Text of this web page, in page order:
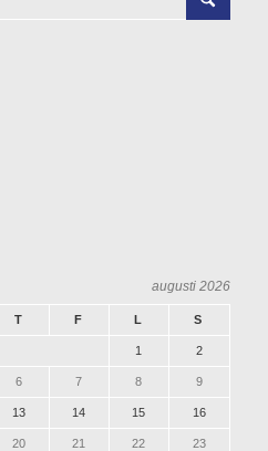
augusti 2026
T F L S
1 2
6 7 8 9
13 14 15 16
20 21 22 23